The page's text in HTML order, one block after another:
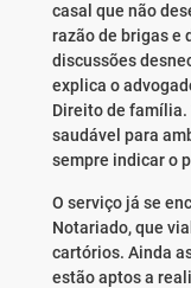
casal que não
razão de brigas e
discussões
explica o
Direito de família.
saudável para
sempre indicar o
O serviço já se
Notariado, que
cartórios. Ainda
estão aptos a